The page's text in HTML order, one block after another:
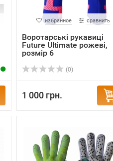
избранное сравнить
Воротарські рукавиці
Future Ultimate рожеві,
розмір 6
(0)
1 000 грн.